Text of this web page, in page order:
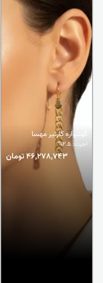
گوشواره کارتیر مهسا
اجرت: 2.5%
46,278,743 تومان